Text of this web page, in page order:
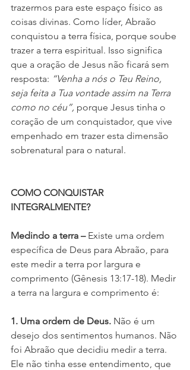
trazermos para este espaço físico as
coisas divinas. Como líder, Abraão
conquistou a terra física, porque soube
trazer a terra espiritual. Isso significa
que a oração de Jesus não ficará sem
resposta: “Venha a nós o Teu Reino,
seja feita a Tua vontade assim na Terra
como no céu”, porque Jesus tinha o
coração de um conquistador, que vive
empenhado em trazer esta dimensão
sobrenatural para o natural.
COMO CONQUISTAR
INTEGRALMENTE?
Medindo a terra – Existe uma ordem
específica de Deus para Abraão, para
este medir a terra por largura e
comprimento (Gênesis 13:17-18). Medir
a terra na largura e comprimento é:
1. Uma ordem de Deus. Não é um
desejo dos sentimentos humanos. Não
foi Abraão que decidiu medir a terra.
Ele não tinha esse entendimento, que